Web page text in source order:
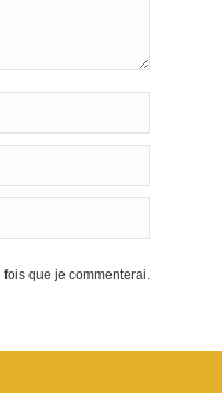
que je commenterai.